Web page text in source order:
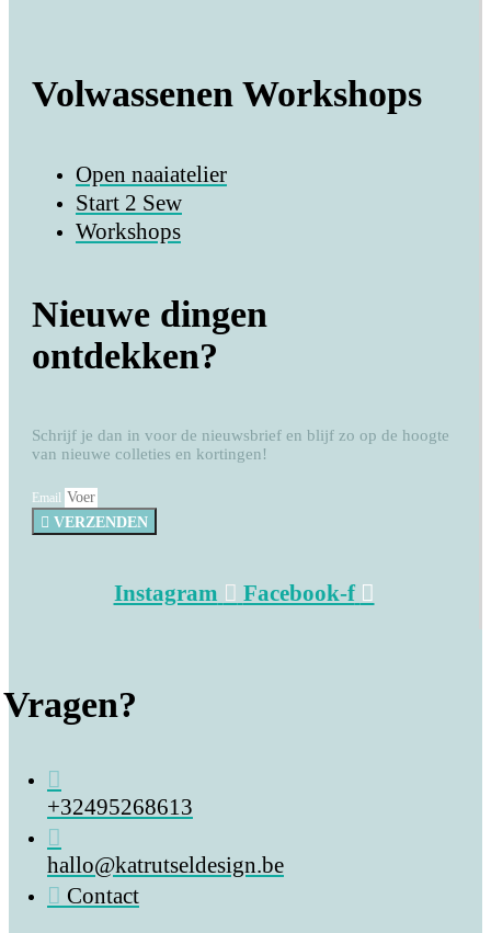
Volwassenen Workshops
Open naaiatelier
Start 2 Sew
Workshops
Nieuwe dingen
ontdekken?
Schrijf je dan in voor de nieuwsbrief en blijf zo op de hoogte
van nieuwe colleties en kortingen!
Email
VERZENDEN
Instagram Facebook-f
Vragen?
+32495268613
hallo@katrutseldesign.be
Contact